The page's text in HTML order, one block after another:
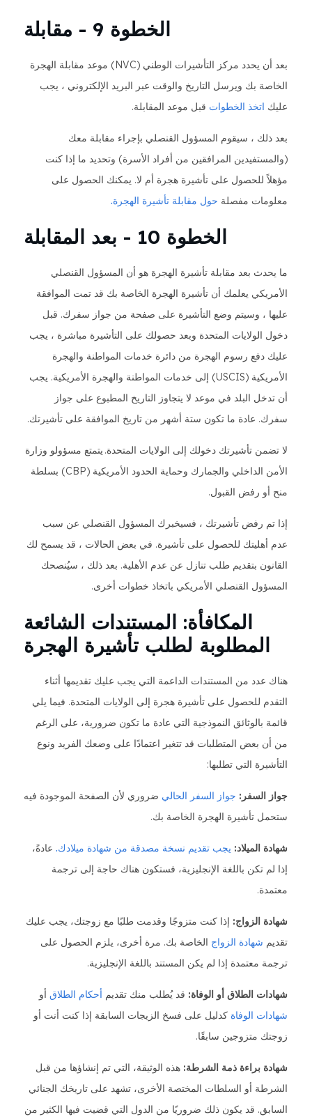
الخطوة 9 - مقابلة
بعد أن يحدد مركز التأشيرات الوطني (NVC) موعد مقابلة الهجرة
الخاصة بك ويرسل التاريخ والوقت عبر البريد الإلكتروني ، يجب
عليك اتخذ الخطوات قبل موعد المقابلة.
بعد ذلك ، سيقوم المسؤول القنصلي بإجراء مقابلة معك
(والمستفيدين المرافقين من أفراد الأسرة) وتحديد ما إذا كنت
مؤهلاً للحصول على تأشيرة هجرة أم لا. يمكنك الحصول على
معلومات مفصلة حول مقابلة تأشيرة الهجرة.
الخطوة 10 - بعد المقابلة
ما يحدث بعد مقابلة تأشيرة الهجرة هو أن المسؤول القنصلي
الأمريكي يعلمك أن تأشيرة الهجرة الخاصة بك قد تمت الموافقة
عليها ، وسيتم وضع التأشيرة على صفحة من جواز سفرك. قبل
دخول الولايات المتحدة وبعد حصولك على التأشيرة مباشرة ، يجب
عليك دفع رسوم الهجرة من دائرة خدمات المواطنة والهجرة
الأمريكية (USCIS) إلى خدمات المواطنة والهجرة الأمريكية. يجب
أن تدخل البلد في موعد لا يتجاوز التاريخ المطبوع على جواز
سفرك. عادة ما تكون ستة أشهر من تاريخ الموافقة على تأشيرتك.
لا تضمن تأشيرتك دخولك إلى الولايات المتحدة. يتمتع مسؤولو وزارة
الأمن الداخلي والجمارك وحماية الحدود الأمريكية (CBP) بسلطة
منح أو رفض القبول.
إذا تم رفض تأشيرتك ، فسيخبرك المسؤول القنصلي عن سبب
عدم أهليتك للحصول على تأشيرة. في بعض الحالات ، قد يسمح لك
القانون بتقديم طلب تنازل عن عدم الأهلية. بعد ذلك ، سيُنصحك
المسؤول القنصلي الأمريكي باتخاذ خطوات أخرى.
المكافأة: المستندات الشائعة
المطلوبة لطلب تأشيرة الهجرة
هناك عدد من المستندات الداعمة التي يجب عليك تقديمها أثناء
التقدم للحصول على تأشيرة هجرة إلى الولايات المتحدة. فيما يلي
قائمة بالوثائق النموذجية التي عادة ما تكون ضرورية، على الرغم
من أن بعض المتطلبات قد تتغير اعتمادًا على وضعك الفريد ونوع
التأشيرة التي تطلبها:
جواز السفر: جواز السفر الحالي ضروري لأن الصفحة الموجودة فيه
ستحمل تأشيرة الهجرة الخاصة بك.
شهادة الميلاد: يجب تقديم نسخة مصدقة من شهادة ميلادك.عادةً،
إذا لم تكن باللغة الإنجليزية، فستكون هناك حاجة إلى ترجمة
معتمدة.
شهادة الزواج: إذا كنت متزوجًا وقدمت طلبًا مع زوجتك، يجب عليك
تقديم شهادة الزواج الخاصة بك. مرة أخرى، يلزم الحصول على
ترجمة معتمدة إذا لم يكن المستند باللغة الإنجليزية.
شهادات الطلاق أو الوفاة: قد يُطلب منك تقديم أحكام الطلاقأو
شهادات الوفاة كدليل على فسخ الزيجات السابقة إذا كنت أنت أو
زوجتك متزوجين سابقًا.
شهادة براءة ذمة الشرطة: هذه الوثيقة، التي تم إنشاؤها من قبل
الشرطة أو السلطات المختصة الأخرى، تشهد على تاريخك الجنائي
السابق. قد يكون ذلك ضروريًا من الدول التي قضيت فيها الكثير من